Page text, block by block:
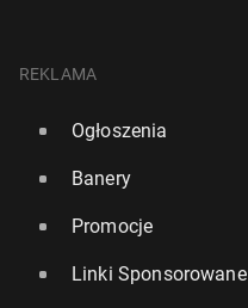
REKLAMA
Ogłoszenia
Banery
Promocje
Linki Sponsorowane